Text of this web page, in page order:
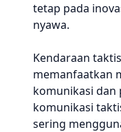
tetap pada
nyawa.
Kendaraan
memanfaatkan
komunikasi dan
komunikasi
sering